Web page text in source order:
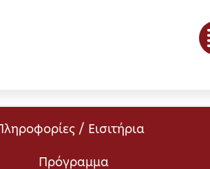
Πληροφορίες / Εισιτήρια
Πρόγραμμα